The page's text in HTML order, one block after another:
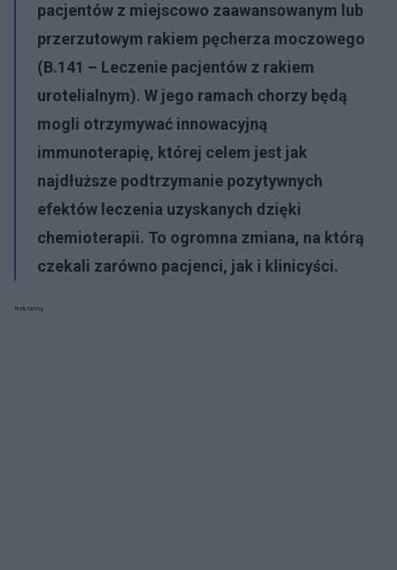
pacjentów z miejscowo zaawansowanym lub
przerzutowym rakiem pęcherza moczowego
(B.141 – Leczenie pacjentów z rakiem
urotelialnym). W jego ramach chorzy będą
mogli otrzymywać innowacyjną
immunoterapię, której celem jest jak
najdłuższe podtrzymanie pozytywnych
efektów leczenia uzyskanych dzięki
chemioterapii. To ogromna zmiana, na którą
czekali zarówno pacjenci, jak i klinicyści.
Reklama: